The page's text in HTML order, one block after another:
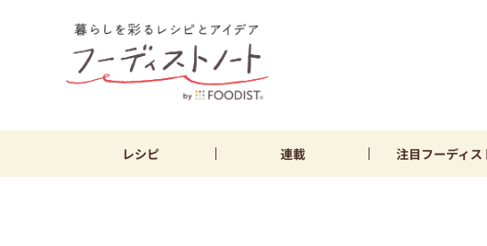
レシピ 連載 注目フーディス